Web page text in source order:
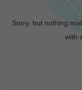
Sorry, but nothing
with